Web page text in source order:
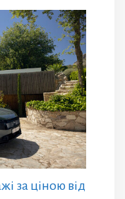
за ціною від